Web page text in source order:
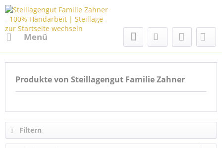
Menü
Produkte von Steillagengut Familie Zahner
Filtern